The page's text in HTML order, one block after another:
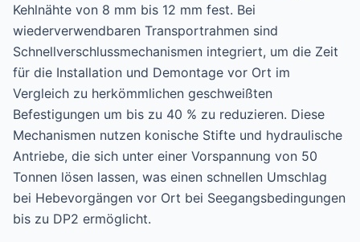
Kehlnähte von 8 mm bis 12 mm fest. Bei
wiederverwendbaren Transportrahmen sind
Schnellverschlussmechanismen integriert, um die Zeit
für die Installation und Demontage vor Ort im
Vergleich zu herkömmlichen geschweißten
Befestigungen um bis zu 40 % zu reduzieren. Diese
Mechanismen nutzen konische Stifte und hydraulische
Antriebe, die sich unter einer Vorspannung von 50
Tonnen lösen lassen, was einen schnellen Umschlag
bei Hebevorgängen vor Ort bei Seegangsbedingungen
bis zu DP2 ermöglicht.